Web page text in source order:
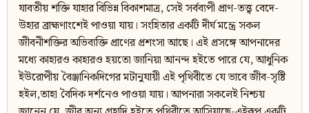
যাবতীয় শক্তি যাহার বিভিন্ন বিকাশমাত্র, সেই সর্বব্যপী প্রাণ-তত্ত্ব বেদে-
উহার ব্রাহ্মণাংশেই পাওয়া যায়। সংহিতার একটি দীর্ঘ মন্ত্রে সকল
জীবনীশক্তির অভিব্যক্তি প্রাণের প্রশংসা আছে। এই প্রসঙ্গে আপনাদের
মধ্যে কাহারও কাহারও হয়তো জানিয়া আনন্দ হইতে পারে যে, আধুনিক
ইউরোপীয় বৈঞ্জানিকদিগের মটানুযায়ী এই পৃথিবীতে যে ভাবে জীব-সৃষ্টি
হইল,তাহা বৈদিক দর্শনেও পাওয়া যায়। আপনারা সকলেই নিশ্চয়